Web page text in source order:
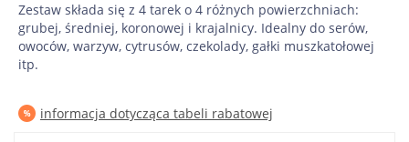
Zestaw składa się z 4 tarek o 4 różnych powierzchniach:
grubej, średniej, koronowej i krajalnicy. Idealny do serów,
owoców, warzyw, cytrusów, czekolady, gałki muszkatołowej
itp.
informacja dotycząca tabeli rabatowej